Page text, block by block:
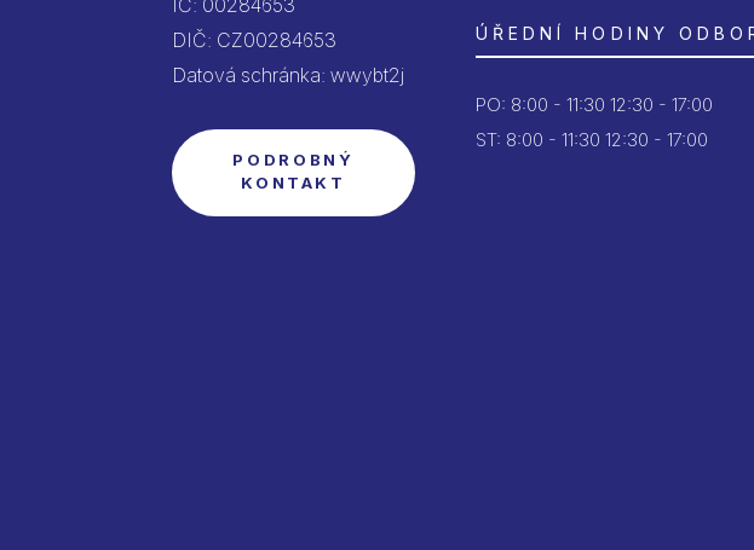
IČ: 00284653
DIČ: CZ00284653
Datová schránka: wwybt2j
PODROBNÝ
KONTAKT
ÚŘEDNÍ HODINY
PO: 8:00 - 11:30 12:30 - 17:00
ST: 8:00 - 11:30 12:30 - 17:00